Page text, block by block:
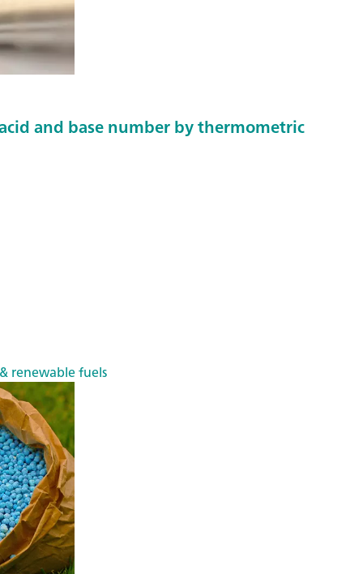
and base number by thermometric
renewable fuels